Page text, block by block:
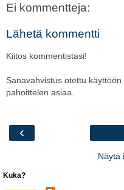
Ei kommentteja:
Lähetä kommentti
Kiitos kommentistasi!
Sanavahvistus otettu käyttöön
pahoittelen asiaa.
‹
Näytä
Kuka?